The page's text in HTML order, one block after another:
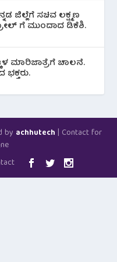
ಜಿಲ್ಲೆಗೆ ಸಚಿವ ಲಕ್ಷ್ಮಣ
ಗೆ ಮುಂದಾದ ಡಿಕೆಶಿ.
ಮಾರಿಜಾತ್ರೆಗೆ ಚಾಲನೆ.
ಭಕ್ತರು.
by achhutech | Contact for